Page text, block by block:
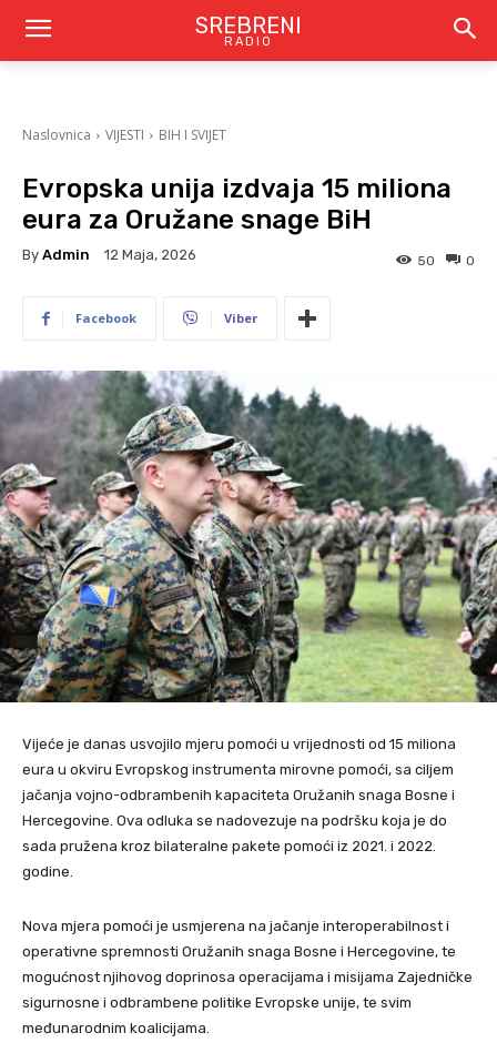
SREBRENI
RADIO
Naslovnica VIJESTI BIH I SVIJET
Evropska unija izdvaja 15 miliona
eura za Oružane snage BiH
By Admin 12 Maja, 2026 0
50
Facebook Viber
Vijeće je danas usvojilo mjeru pomoći u vrijednosti od 15 miliona
eura u okviru Evropskog instrumenta mirovne pomoći, sa ciljem
jačanja vojno-odbrambenih kapaciteta Oružanih snaga Bosne i
Hercegovine. Ova odluka se nadovezuje na podršku koja je do
sada pružena kroz bilateralne pakete pomoći iz 2021. i 2022.
godine.
Nova mjera pomoći je usmjerena na jačanje interoperabilnost i
operativne spremnosti Oružanih snaga Bosne i Hercegovine, te
mogućnost njihovog doprinosa operacijama i misijama Zajedničke
sigurnosne i odbrambene politike Evropske unije, te svim
međunarodnim koalicijama.